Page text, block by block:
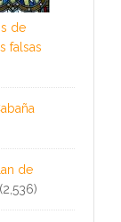
de
falsas
de
(2,536)